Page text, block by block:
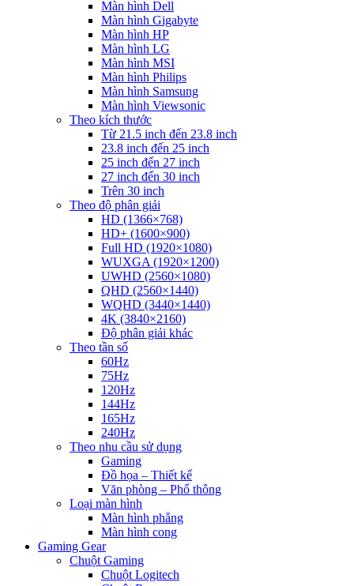
Màn hình Dell
Màn hình Gigabyte
Màn hình HP
Màn hình LG
Màn hình MSI
Màn hình Philips
Màn hình Samsung
Màn hình Viewsonic
Theo kích thước
Từ 21.5 inch đến 23.8 inch
23.8 inch đến 25 inch
25 inch đến 27 inch
27 inch đến 30 inch
Trên 30 inch
Theo độ phân giải
HD (1366×768)
HD+ (1600×900)
Full HD (1920×1080)
WUXGA (1920×1200)
UWHD (2560×1080)
QHD (2560×1440)
WQHD (3440×1440)
4K (3840×2160)
Độ phân giải khác
Theo tần số
60Hz
75Hz
120Hz
144Hz
165Hz
240Hz
Theo nhu cầu sử dụng
Gaming
Đồ họa – Thiết kế
Văn phòng – Phổ thông
Loại màn hình
Màn hình phẳng
Màn hình cong
Gaming Gear
Chuột Gaming
Chuột Logitech